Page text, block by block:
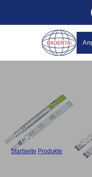
Unterputz-
Startseite Produkte
3-Fach Unterbau-